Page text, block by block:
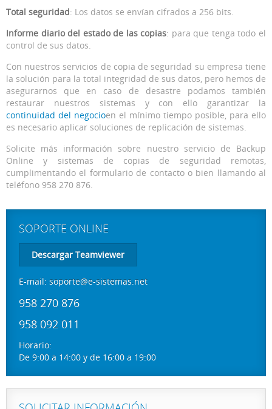
Total seguridad: Los datos se envían cifrados a 256 bits.
Informe diario del estado de las copias: para que tenga todo el
control de sus datos.
Con nuestros servicios de copia de seguridad su empresa tiene
la solución para la total integridad de sus datos, pero hemos de
asegurarnos que en caso de desastre podamos también
restaurar nuestros sistemas y con ello garantizar la
continuidad del negocioen el mínimo tiempo posible, para ello
es necesario aplicar soluciones de replicación de sistemas.
Solicite más información sobre nuestro servicio de Backup
Online y sistemas de copias de seguridad remotas,
cumplimentando el formulario de contacto o bien llamando al
teléfono 958 270 876.
SOPORTE ONLINE
Descargar Teamviewer
E-mail: soporte@e-sistemas.net
958 270 876
958 092 011
Horario:
De 9:00 a 14:00 y de 16:00 a 19:00